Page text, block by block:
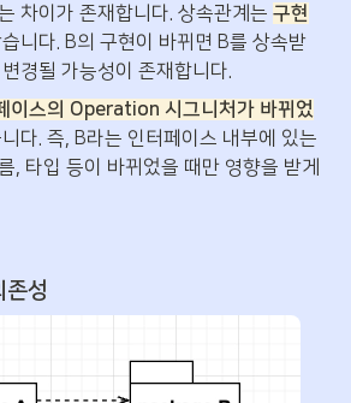
차이가 존재합니다. 상속관계는 구현
니다. B의 구현이 바뀌면 B를 상속받
경될 가능성이 존재합니다.
이스의 Operation 시그니처가 바뀌었
다. 즉, B라는 인터페이스 내부에 있는
, 타입 등이 바뀌었을 때만 영향을 받게
성